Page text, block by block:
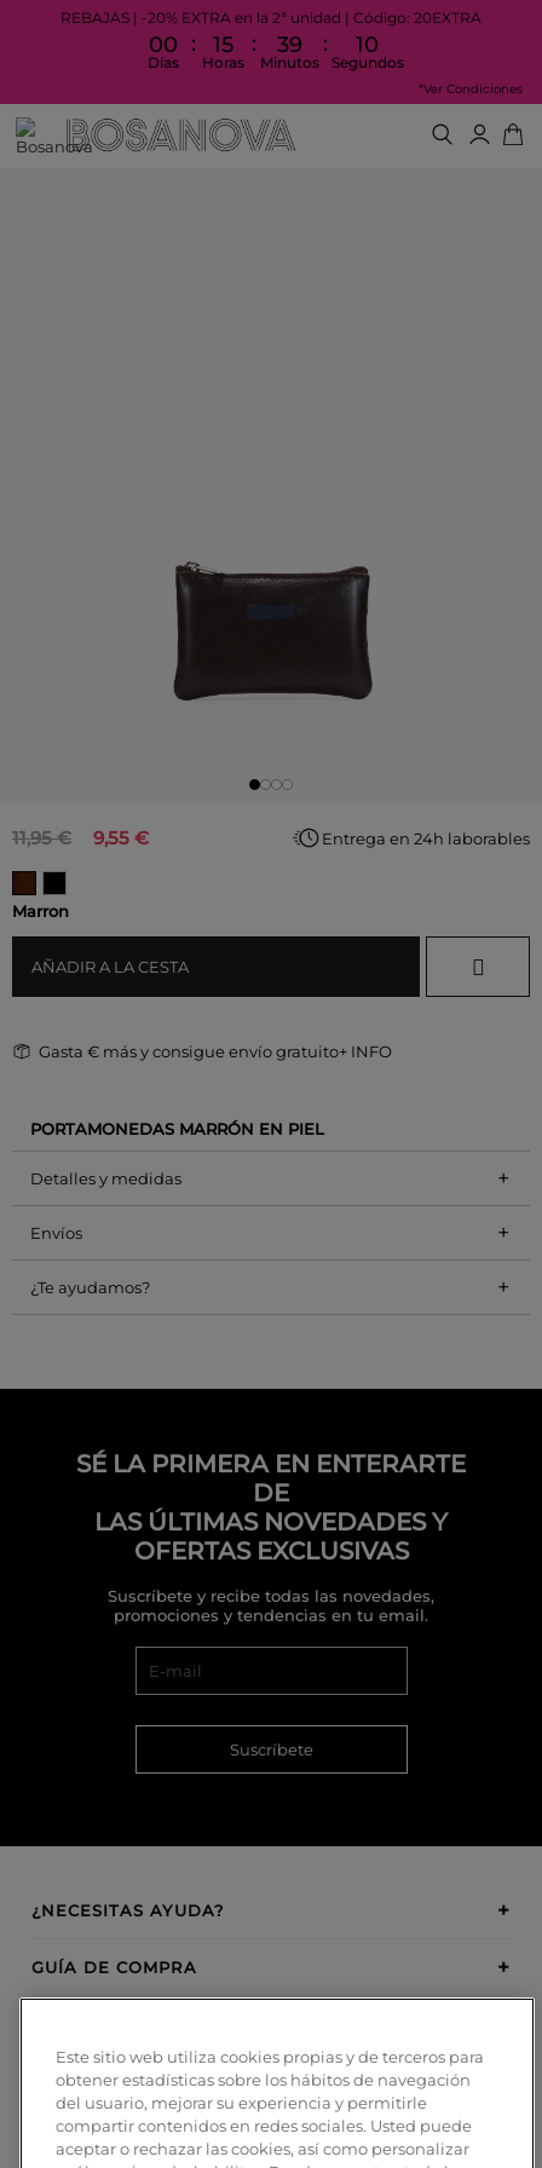
REBAJAS | -20% EXTRA en la 2ª unidad | Código: 20EXTRA
00
Días
: 15
Horas
: 39
Minutos
: 10
Segundos
*Ver Condiciones
9,55 €
11,95 €
Marron
AÑADIR A LA CESTA
Entrega en 24h laborables
Gasta € más y consigue envío gratuito+ INFO
PORTAMONEDAS MARRÓN EN PIEL
Detalles y medidas +
Envíos +
¿Te ayudamos? +
SÉ LA PRIMERA EN ENTERARTE
DE
LAS ÚLTIMAS NOVEDADES Y
OFERTAS EXCLUSIVAS
Suscríbete y recibe todas las novedades,
promociones y tendencias en tu email.
Suscríbete
¿NECESITAS AYUDA?
GUÍA DE COMPRA
INSPIRATION
MÉTODOS DE PAGO
Este sitio web utiliza cookies propias y de terceros para
obtener estadísticas sobre los hábitos de navegación
del usuario, mejorar su experiencia y permitirle
compartir contenidos en redes sociales. Usted puede
aceptar o rechazar las cookies, así como personalizar